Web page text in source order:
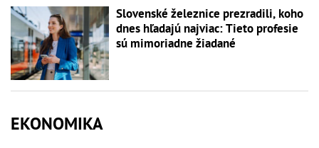
Slovenské železnice prezradili, koho
dnes hľadajú najviac: Tieto profesie
sú mimoriadne žiadané
EKONOMIKA